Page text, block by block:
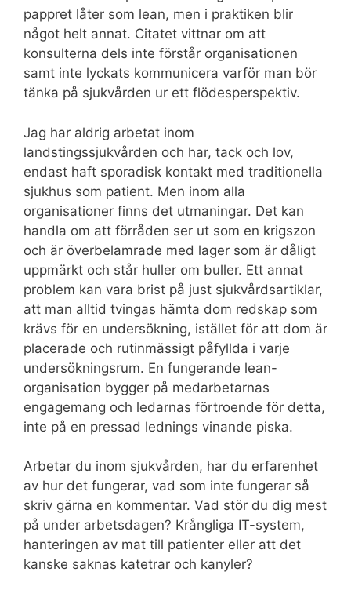
pappret låter som lean, men i praktiken blir
något helt annat. Citatet vittnar om att
konsulterna dels inte förstår organisationen
samt inte lyckats kommunicera varför man bör
tänka på sjukvården ur ett flödesperspektiv.
Jag har aldrig arbetat inom
landstingssjukvården och har, tack och lov,
endast haft sporadisk kontakt med traditionella
sjukhus som patient. Men inom alla
organisationer finns det utmaningar. Det kan
handla om att förråden ser ut som en krigszon
och är överbelamrade med lager som är dåligt
uppmärkt och står huller om buller. Ett annat
problem kan vara brist på just sjukvårdsartiklar,
att man alltid tvingas hämta dom redskap som
krävs för en undersökning, istället för att dom är
placerade och rutinmässigt påfyllda i varje
undersökningsrum. En fungerande lean-
organisation bygger på medarbetarnas
engagemang och ledarnas förtroende för detta,
inte på en pressad lednings vinande piska.
Arbetar du inom sjukvården, har du erfarenhet
av hur det fungerar, vad som inte fungerar så
skriv gärna en kommentar. Vad stör du dig mest
på under arbetsdagen? Krångliga IT-system,
hanteringen av mat till patienter eller att det
kanske saknas katetrar och kanyler?